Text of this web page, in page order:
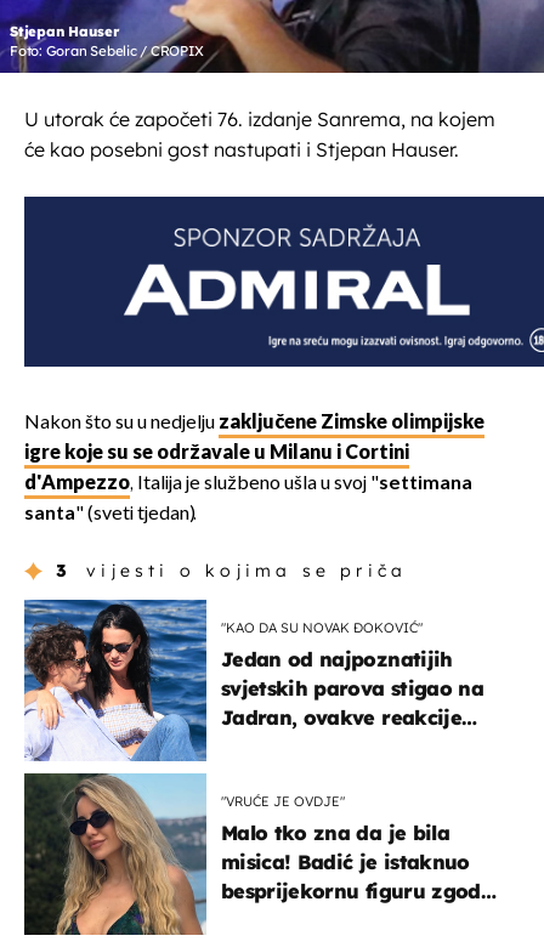
Stjepan Hauser
Foto: Goran Sebelic / CROPIX
U utorak će započeti 76. izdanje Sanrema, na kojem
će kao posebni gost nastupati i Stjepan Hauser.
Nakon što su u nedjelju zaključene Zimske olimpijske
igre koje su se održavale u Milanu i Cortini
d'Ampezzo, Italija je službeno ušla u svoj "settimana
santa" (sveti tjedan).
3 vijesti o kojima se priča
"KAO DA SU NOVAK ĐOKOVIĆ"
Jedan od najpoznatijih
svjetskih parova stigao na
Jadran, ovakve reakcije
"VRUĆE JE OVDJE"
Malo tko zna da je bila
misica! Badić je istaknuo
besprijekornu figuru zgodne